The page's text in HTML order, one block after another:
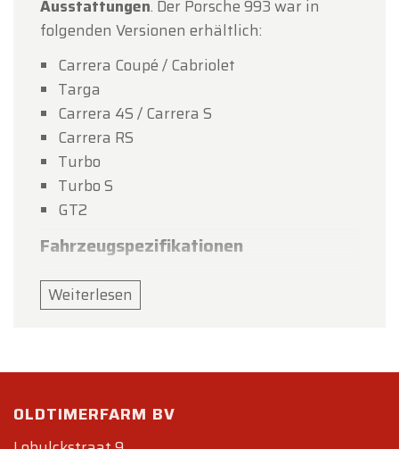
Ausstattungen. Der Porsche 993 war in
folgenden Versionen erhältlich:
Carrera Coupé / Cabriolet
Targa
Carrera 4S / Carrera S
Carrera RS
Turbo
Turbo S
GT2
Fahrzeugspezifikationen
Ländercode:
C00– Deutschland
Beleuchtungssystem:
Weiterlesen
OLDTIMERFARM BV